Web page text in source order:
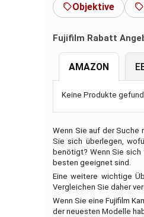
Objektive
Fujifilm Rabatt
AMAZON
Keine Produkte
Wenn Sie auf der Suche
Sie sich überlegen,
benötigt? Wenn Sie
besten geeignet sind.
Eine weitere wichtige
Vergleichen Sie daher
Wenn Sie eine Fujifilm
der neuesten Modelle